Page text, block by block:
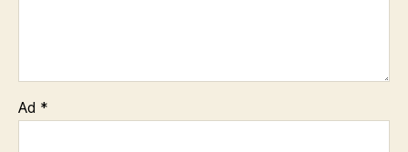
Ad *